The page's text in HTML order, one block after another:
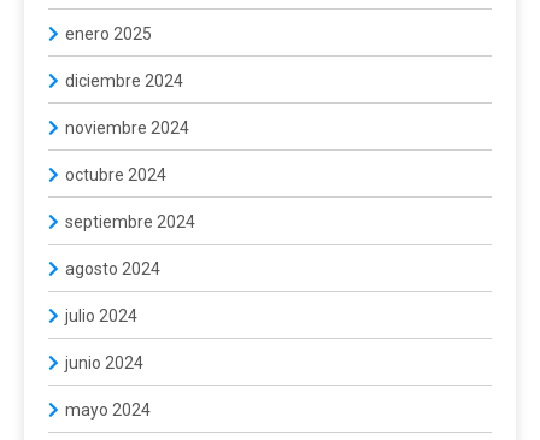
enero 2025
diciembre 2024
noviembre 2024
octubre 2024
septiembre 2024
agosto 2024
julio 2024
junio 2024
mayo 2024